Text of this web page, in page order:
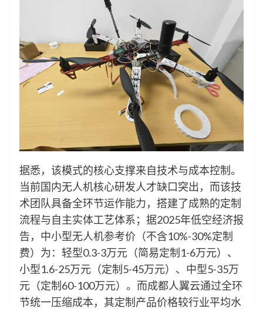
据悉，该模式的核心支撑来自技术与成本控制。
当前国内无人机核心研发人才缺口突出，而该技
术团队具备全环节运作能力，搭建了成熟的定制
流程与自主实体工艺体系；据2025年低空经济报
告，中小型无人机参考价（不含10%-30%定制
费）为：轻型0.3-3万元（简易定制1-6万元）、
小型1.6-25万元（定制5-45万元）、中型5-35万
元（定制60-100万元）。而成都人翼云通过全环
节统一压缩成本，其定制产品价格较行业平均水